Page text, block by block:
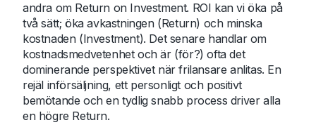
andra om Return on Investment. ROI kan vi öka på
två sätt; öka avkastningen (Return) och minska
kostnaden (Investment). Det senare handlar om
kostnadsmedvetenhet och är (för?) ofta det
dominerande perspektivet när frilansare anlitas. En
rejäl införsäljning, ett personligt och positivt
bemötande och en tydlig snabb process driver alla
en högre Return.